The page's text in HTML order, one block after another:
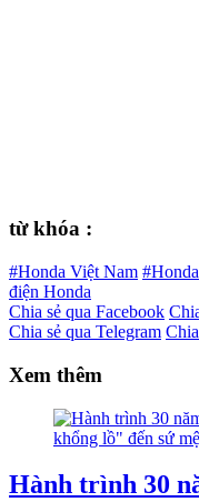
từ khóa :
#Honda Việt Nam #Honda
điện Honda
Chia sẻ qua Facebook
Chia sẻ qua Telegram
Xem thêm
Hành trình 30